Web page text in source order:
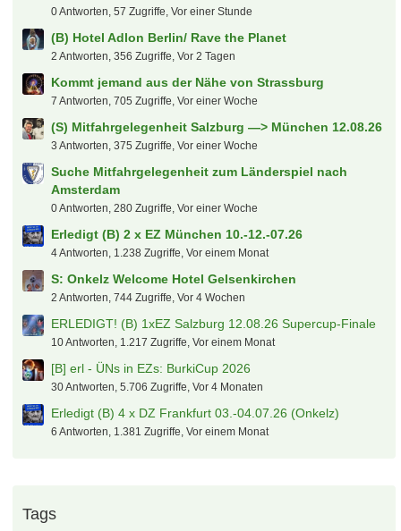
S: 2-3 x NFL MÜNCHEN
sugar 7. August 2026 um 20:58
Der tooor Laberfred
hanswurst 7. August 2026 um 20:58
NFL + Fantasy Football
peksim 7. August 2026 um 20:57
Der Sky Deutschland Fred
LostandFound 7. August 2026 um 20:12
PDC Dart WM
7. August 2026 um 20:05
Heiße Themen
[S] Mitfahrgelegenheit Vreden -
0 Antworten, 57 Zugriffe, Vor einer Stunde
2 Antworten, 356 Zugriffe, Vor 2 Tagen